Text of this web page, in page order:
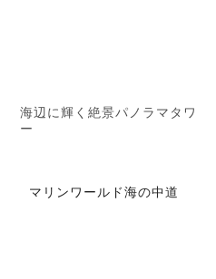
海辺に輝く絶景パノラマタワ
ー
マリンワールド海の中道